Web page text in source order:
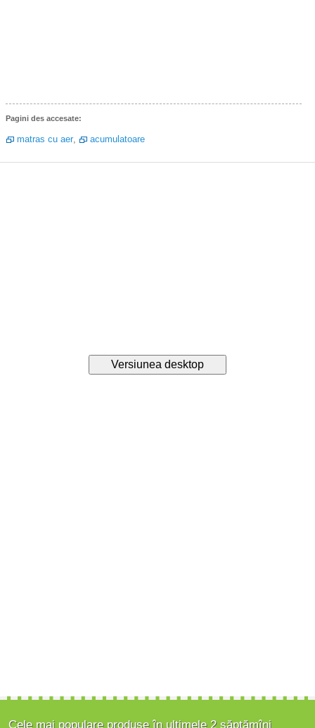
Pagini des accesate:
matras cu aer, acumulatoare
Cele mai populare produse în ultimele 2 săptămîni